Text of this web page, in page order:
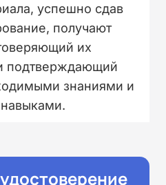
успешно сдав
получают
их
подтверждающий
знаниями и